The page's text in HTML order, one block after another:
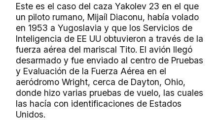
Este es el caso del caza Yakolev 23 en el que
un piloto rumano, Mijaíl Diaconu, había volado
en 1953 a Yugoslavia y que los Servicios de
Inteligencia de EE UU obtuvieron a través de la
fuerza aérea del mariscal Tito. El avión llegó
desarmado y fue enviado al centro de Pruebas
y Evaluación de la Fuerza Aérea en el
aeródromo Wright, cerca de Dayton, Ohio,
donde hizo varias pruebas de vuelo, las cuales
las hacía con identificaciones de Estados
Unidos.